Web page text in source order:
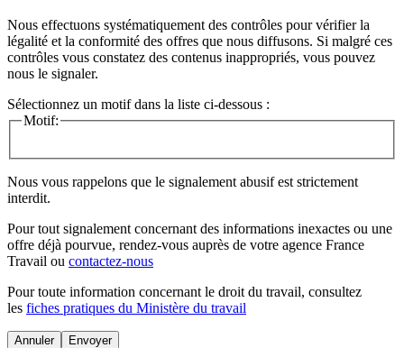
Nous effectuons systématiquement des contrôles pour vérifier la
légalité et la conformité des offres que nous diffusons. Si malgré ces
contrôles vous constatez des contenus inappropriés, vous pouvez
nous le signaler.
Sélectionnez un motif dans la liste ci-dessous :
Motif:
Nous vous rappelons que le signalement abusif est strictement
interdit.
Pour tout signalement concernant des informations inexactes ou une
offre déjà pourvue, rendez-vous auprès de votre agence France
Travail ou contactez-nous
Pour toute information concernant le droit du travail, consultez
les fiches pratiques du Ministère du travail
Annuler